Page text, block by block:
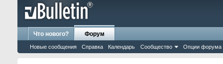
Что нового? Форум
Новые сообщения Справка Календарь Сообщество Опции форума